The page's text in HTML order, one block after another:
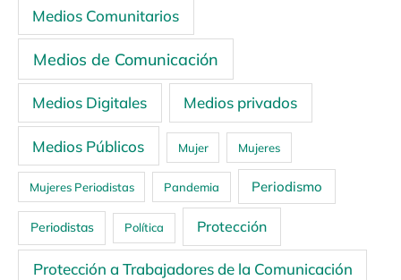
Medios Comunitarios
Medios de Comunicación
Medios Digitales Medios privados
Medios Públicos Mujer Mujeres
Mujeres Periodistas Pandemia Periodismo
Periodistas Política Protección
Protección a Trabajadores de la Comunicación